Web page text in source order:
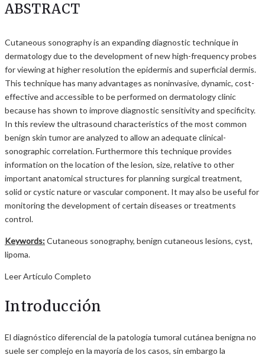
ABSTRACT
Cutaneous sonography is an expanding diagnostic technique in
dermatology due to the development of new high-frequency probes
for viewing at higher resolution the epidermis and superficial dermis.
This technique has many advantages as noninvasive, dynamic, cost-
effective and accessible to be performed on dermatology clinic
because has shown to improve diagnostic sensitivity and specificity.
In this review the ultrasound characteristics of the most common
benign skin tumor are analyzed to allow an adequate clinical-
sonographic correlation. Furthermore this technique provides
information on the location of the lesion, size, relative to other
important anatomical structures for planning surgical treatment,
solid or cystic nature or vascular component. It may also be useful for
monitoring the development of certain diseases or treatments
control.
Keywords:Cutaneous sonography, benign cutaneous lesions, cyst,
lipoma.
Leer Artículo Completo
Introducción
El diagnóstico diferencial de la patología tumoral cutánea benigna no
suele ser complejo en la mayoría de los casos, sin embargo la